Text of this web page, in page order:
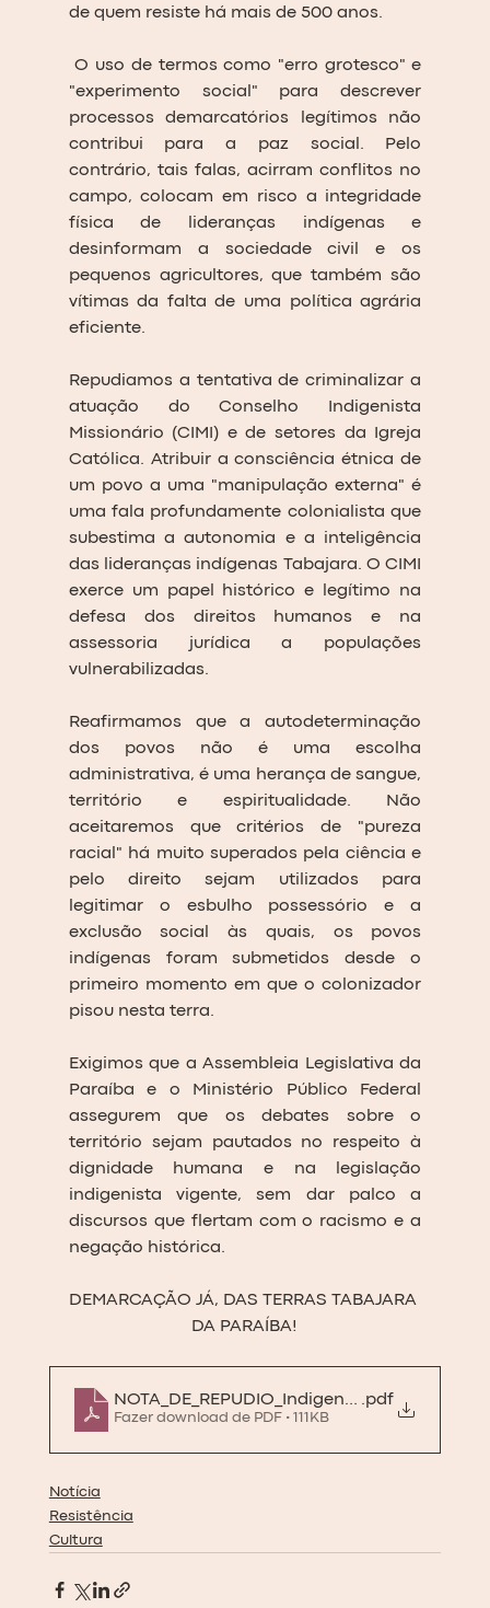
de quem resiste há mais de 500 anos.
O uso de termos como "erro grotesco" e
"experimento social" para descrever
processos demarcatórios legítimos não
contribui para a paz social. Pelo
contrário, tais falas, acirram conflitos no
campo, colocam em risco a integridade
física de lideranças indígenas e
desinformam a sociedade civil e os
pequenos agricultores, que também são
vítimas da falta de uma política agrária
eficiente.
Repudiamos a tentativa de criminalizar a
atuação do Conselho Indigenista
Missionário (CIMI) e de setores da Igreja
Católica. Atribuir a consciência étnica de
um povo a uma "manipulação externa" é
uma fala profundamente colonialista que
subestima a autonomia e a inteligência
das lideranças indígenas Tabajara. O CIMI
exerce um papel histórico e legítimo na
defesa dos direitos humanos e na
assessoria jurídica a populações
vulnerabilizadas.
Reafirmamos que a autodeterminação
dos povos não é uma escolha
administrativa, é uma herança de sangue,
território e espiritualidade. Não
aceitaremos que critérios de "pureza
racial" há muito superados pela ciência e
pelo direito sejam utilizados para
legitimar o esbulho possessório e a
exclusão social às quais, os povos
indígenas foram submetidos desde o
primeiro momento em que o colonizador
pisou nesta terra.
Exigimos que a Assembleia Legislativa da
Paraíba e o Ministério Público Federal
assegurem que os debates sobre o
território sejam pautados no respeito à
dignidade humana e na legislação
indigenista vigente, sem dar palco a
discursos que flertam com o racismo e a
negação histórica.
DEMARCAÇÃO JÁ, DAS TERRAS TABAJARA
DA PARAÍBA!
NOTA_DE_REPUDIO_Indigena_Tabajara-
.pdf
Fazer download de PDF • 111KB
Notícia
Resistência
Cultura